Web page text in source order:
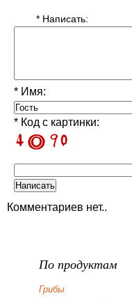
* Написать:
* Имя:
* Код с картинки:
Комментариев нет..
По продуктам
Грибы